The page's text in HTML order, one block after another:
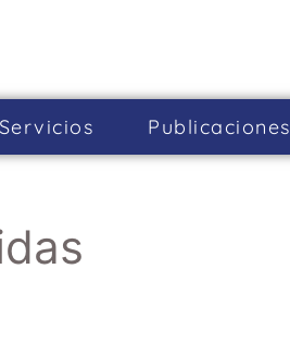
Servicios Publicaciones